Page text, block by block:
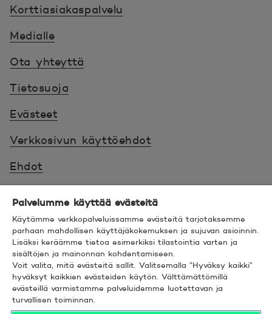
Korttiasiakaspalvelu
Medialle
Ota yhteyttä
Tietosuoja
Evästeet
Verkkosivun käyttöehdot
Ehdot
Saavutettavuus
Hyödyllistä tietää
© 2026 POP Pankki,Hevosenkenkä 3, 02600
ESPOO
Palvelumme käyttää evästeitä
Käytämme verkkopalveluissamme evästeitä tarjotaksemme
parhaan mahdollisen käyttäjäkokemuksen ja sujuvan asioinnin.
Lisäksi keräämme tietoa esimerkiksi tilastointia varten ja
sisältöjen ja mainonnan kohdentamiseen.
Voit valita, mitä evästeitä sallit. Valitsemalla ”Hyväksy kaikki”
hyväksyt kaikkien evästeiden käytön. Välttämättömillä
evästeillä varmistamme palveluidemme luotettavan ja
turvallisen toiminnan.